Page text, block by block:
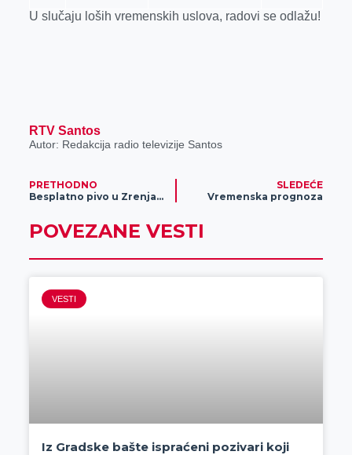
U slučaju loših vremenskih uslova, radovi se odlažu!
RTV Santos
Autor: Redakcija radio televizije Santos
PRETHODNO
Besplatno pivo u Zrenjaninu
SLEDEĆE
Vremenska prognoza
POVEZANE VESTI
VESTI
Iz Gradske bašte ispraćeni pozivari koji